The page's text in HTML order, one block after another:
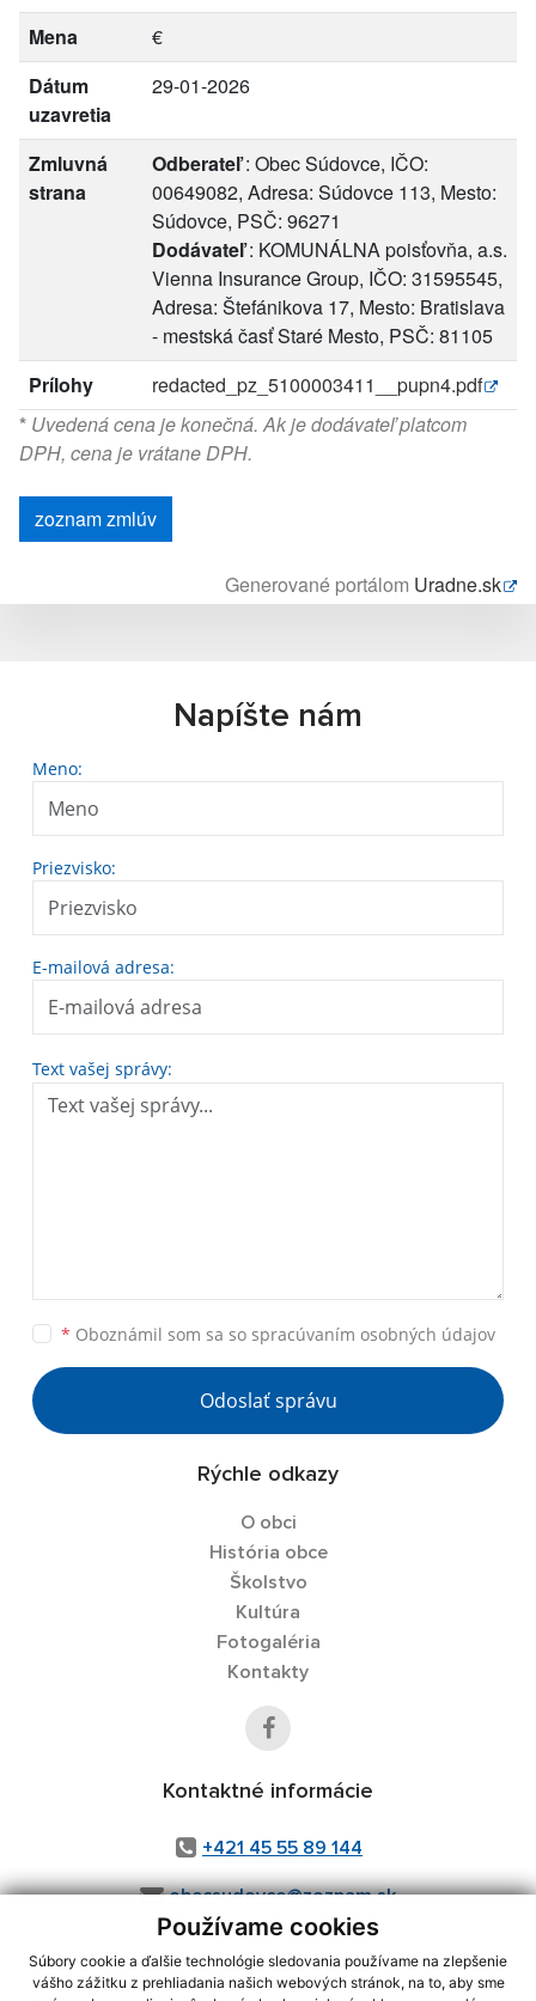
Používame cookies
Súbory cookie a ďalšie technológie sledovania používame na zlepšenie
vášho zážitku z prehliadania našich webových stránok, na to, aby sme
Mena
€
Dátum
uzavretia
29-01-2026
Zmluvná
strana
Odberateľ: Obec Súdovce, IČO:
00649082, Adresa: Súdovce 113, Mesto:
Súdovce, PSČ: 96271
Dodávateľ: KOMUNÁLNA poisťovňa, a.s.
Vienna Insurance Group, IČO: 31595545,
Adresa: Štefánikova 17, Mesto: Bratislava
- mestská časť Staré Mesto, PSČ: 81105
Prílohy
redacted_pz_5100003411__pupn4.pdf
* Uvedená cena je konečná. Ak je dodávateľ platcom
DPH, cena je vrátane DPH.
zoznam zmlúv
Generované portálom Uradne.sk
Napíšte nám
Meno:
Priezvisko:
E-mailová adresa:
Text vašej správy:
* Oboznámil som sa so spracúvaním osobných údajov
Odoslať správu
Rýchle odkazy
O obci
História obce
Školstvo
Kultúra
Fotogaléria
Kontakty
Kontaktné informácie
+421 45 55 89 144
obecsudovce@zoznam.sk